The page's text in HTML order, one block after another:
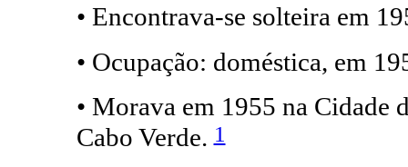
• Encontrava-se solteira em
• Ocupação: doméstica, em
• Morava em 1955 na Cidade
Cabo Verde.1